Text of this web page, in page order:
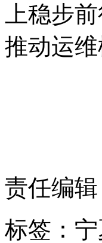
上稳步
推动运
责任编
标签：